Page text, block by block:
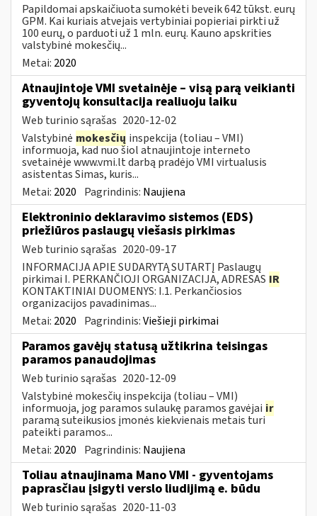
Papildomai apskaičiuota sumokėti beveik 642 tūkst. eurų
GPM. Kai kuriais atvejais vertybiniai popieriai pirkti už
100 eurų, o parduoti už 1 mln. eurų. Kauno apskrities
valstybinė mokesčių...
Metai: 2020
Atnaujintoje VMI svetainėje – visą parą veikianti
gyventojų konsultacija realiuoju laiku
Web turinio sąrašas 2020-12-02
Valstybinė mokesčių inspekcija (toliau – VMI)
informuoja, kad nuo šiol atnaujintoje interneto
svetainėje www.vmi.lt darbą pradėjo VMI virtualusis
asistentas Simas, kuris...
Metai: 2020 Pagrindinis: Naujiena
Elektroninio deklaravimo sistemos (EDS)
priežiūros paslaugų viešasis pirkimas
Web turinio sąrašas 2020-09-17
INFORMACIJA APIE SUDARYTĄ SUTARTĮ Paslaugų
pirkimai I. PERKANČIOJI ORGANIZACIJA, ADRESAS IR
KONTAKTINIAI DUOMENYS: I.1. Perkančiosios
organizacijos pavadinimas...
Metai: 2020 Pagrindinis:Viešieji pirkimai
Paramos gavėjų statusą užtikrina teisingas
paramos panaudojimas
Web turinio sąrašas 2020-12-09
Valstybinė mokesčių inspekcija (toliau – VMI)
informuoja, jog paramos sulaukę paramos gavėjai ir
paramą suteikusios įmonės kiekvienais metais turi
pateikti paramos...
Metai: 2020 Pagrindinis: Naujiena
Toliau atnaujinama Mano VMI - gyventojams
paprasčiau įsigyti verslo liudijimą e. būdu
Web turinio sąrašas 2020-11-03